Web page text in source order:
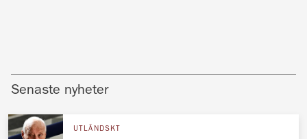
Senaste nyheter
UTLÄNDSKT